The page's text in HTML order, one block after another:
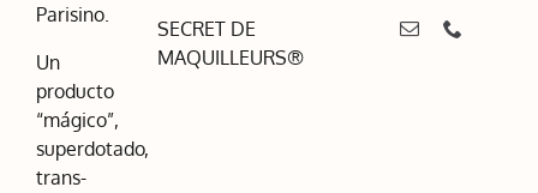
Parisino.
Un
producto
“mágico”,
superdotado,
trans-
SECRET DE
MAQUILLEURS®